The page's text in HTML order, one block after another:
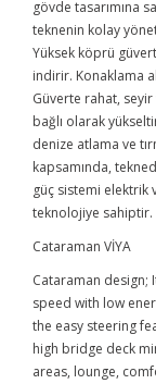
gövde tasarımına
teknenin kolay
Yüksek köprü
indirir. Konaklama
Güverte rahat, seyir
bağlı olarak
denize atlama ve
kapsamında,
güç sistemi
teknolojiye sahiptir.
Cataraman VİYA
Cataraman design;
speed with low
the easy steering
high bridge deck
areas, lounge,